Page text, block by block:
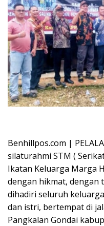
Benhillpos.com |
silaturahmi STM (
Ikatan Keluarga Marga
dengan hikmat, dengan
dihadiri seluruh
dan istri, bertempat di
Pangkalan Gondai